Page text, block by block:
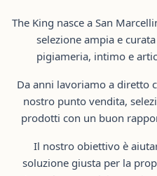
The King nasce a San
selezione ampia e
pigiameria, intimo e
Da anni lavoriamo a diretto
nostro punto vendita,
prodotti con un buon
Il nostro obiettivo è
soluzione giusta per la